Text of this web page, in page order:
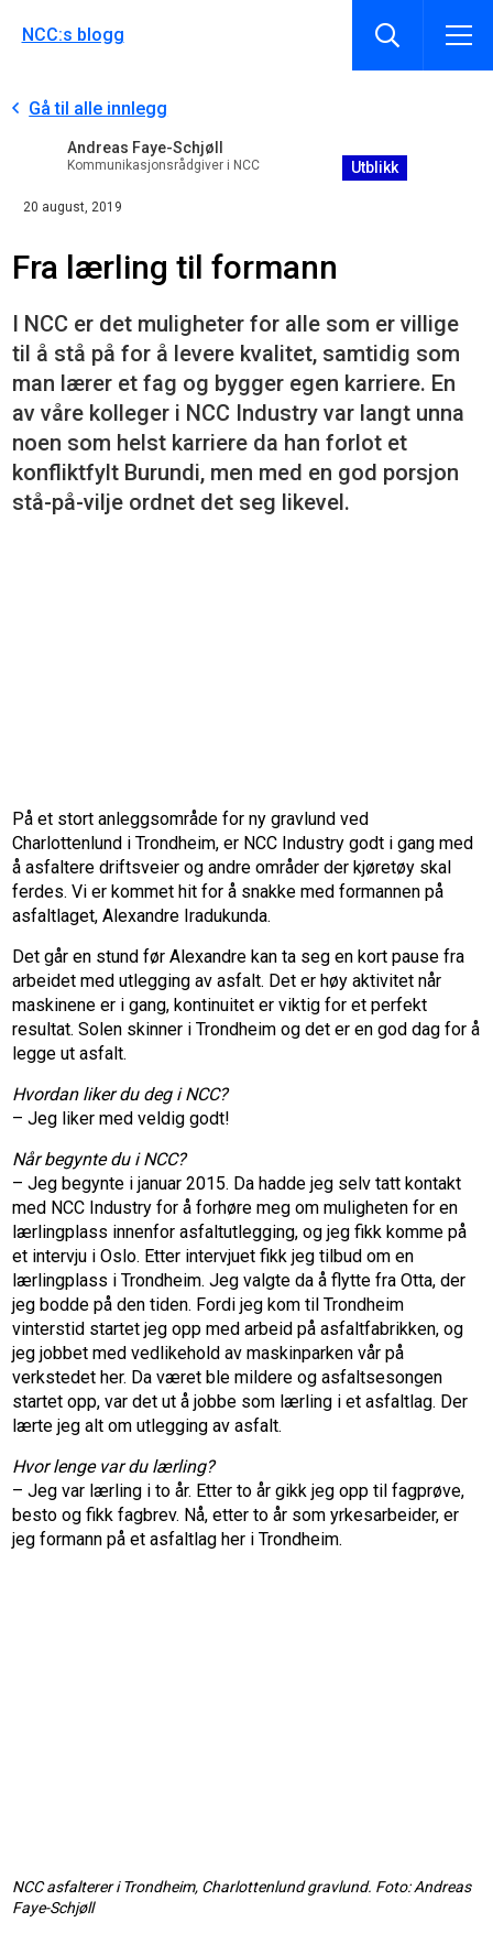
NCC:s blogg
Gå til alle innlegg
Andreas Faye-Schjøll
Kommunikasjonsrådgiver i NCC Utblikk
20 august, 2019
Fra lærling til formann
I NCC er det muligheter for alle som er villige
til å stå på for å levere kvalitet, samtidig som
man lærer et fag og bygger egen karriere. En
av våre kolleger i NCC Industry var langt unna
noen som helst karriere da han forlot et
konfliktfylt Burundi, men med en god porsjon
stå-på-vilje ordnet det seg likevel.
På et stort anleggsområde for ny gravlund ved
Charlottenlund i Trondheim, er NCC Industry godt i gang med
å asfaltere driftsveier og andre områder der kjøretøy skal
ferdes. Vi er kommet hit for å snakke med formannen på
asfaltlaget, Alexandre Iradukunda.
Det går en stund før Alexandre kan ta seg en kort pause fra
arbeidet med utlegging av asfalt. Det er høy aktivitet når
maskinene er i gang, kontinuitet er viktig for et perfekt
resultat. Solen skinner i Trondheim og det er en god dag for å
legge ut asfalt.
Hvordan liker du deg i NCC?
– Jeg liker med veldig godt!
Når begynte du i NCC?
– Jeg begynte i januar 2015. Da hadde jeg selv tatt kontakt
med NCC Industry for å forhøre meg om muligheten for en
lærlingplass innenfor asfaltutlegging, og jeg fikk komme på
et intervju i Oslo. Etter intervjuet fikk jeg tilbud om en
lærlingplass i Trondheim. Jeg valgte da å flytte fra Otta, der
jeg bodde på den tiden. Fordi jeg kom til Trondheim
vinterstid startet jeg opp med arbeid på asfaltfabrikken, og
jeg jobbet med vedlikehold av maskinparken vår på
verkstedet her. Da været ble mildere og asfaltsesongen
startet opp, var det ut å jobbe som lærling i et asfaltlag. Der
lærte jeg alt om utlegging av asfalt.
Hvor lenge var du lærling?
– Jeg var lærling i to år. Etter to år gikk jeg opp til fagprøve,
besto og fikk fagbrev. Nå, etter to år som yrkesarbeider, er
jeg formann på et asfaltlag her i Trondheim.
NCC asfalterer i Trondheim, Charlottenlund gravlund. Foto: Andreas
Faye-Schjøll